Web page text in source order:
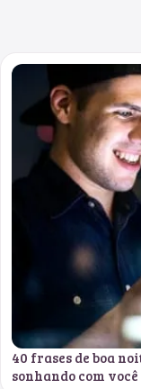
40 frases de boa
sonhando com você